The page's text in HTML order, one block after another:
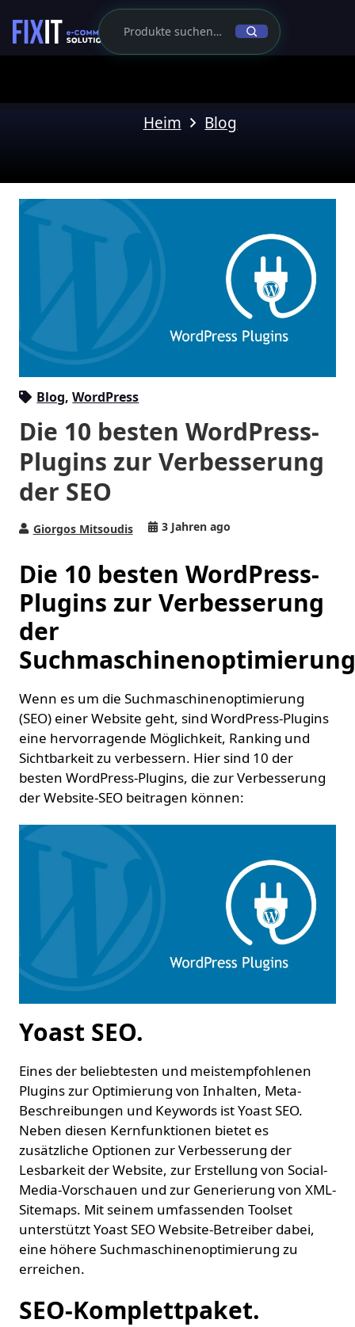
Heim Blog
Blog,WordPress
Die 10 besten WordPress-
Plugins zur Verbesserung
der SEO
Giorgos Mitsoudis 3 Jahren ago
Die 10 besten WordPress-
Plugins zur Verbesserung
der
Wenn es um die Suchmaschinenoptimierung
(SEO) einer Website geht, sind WordPress-Plugins
eine hervorragende Möglichkeit, Ranking und
Sichtbarkeit zu verbessern. Hier sind 10 der
besten WordPress-Plugins, die zur Verbesserung
der Website-SEO beitragen können:
Yoast SEO.
Eines der beliebtesten und meistempfohlenen
Plugins zur Optimierung von Inhalten, Meta-
Beschreibungen und Keywords ist Yoast SEO.
Neben diesen Kernfunktionen bietet es
zusätzliche Optionen zur Verbesserung der
Lesbarkeit der Website, zur Erstellung von Social-
Media-Vorschauen und zur Generierung von XML-
Sitemaps. Mit seinem umfassenden Toolset
unterstützt Yoast SEO Website-Betreiber dabei,
eine höhere Suchmaschinenoptimierung zu
erreichen.
SEO-Komplettpaket.